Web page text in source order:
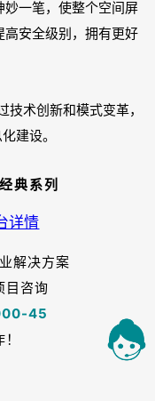
一笔，使整个空间屏
安全级别，拥有更好
术创新和模式变革，
建设。
典系列
详情
解决方案
目咨询
45